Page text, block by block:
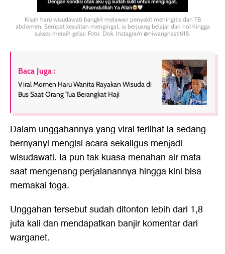
Kisah haru wisudawati bangkit melawan penyakit meningitis dan TB
abdomen. Sempat kesulitan mengingat, ia berjuang belajar dari nol hingga
sukses meraih gelar. Foto: Dok. Instagram @niwangnastiti18.
Baca Juga :
Viral Momen Haru Wanita Rayakan Wisuda di
Bus Saat Orang Tua Berangkat Haji
Dalam unggahannya yang viral terlihat ia sedang
bernyanyi mengisi acara sekaligus menjadi
wisudawati. Ia pun tak kuasa menahan air mata
saat mengenang perjalanannya hingga kini bisa
memakai toga.
Unggahan tersebut sudah ditonton lebih dari 1,8
juta kali dan mendapatkan banjir komentar dari
warganet.